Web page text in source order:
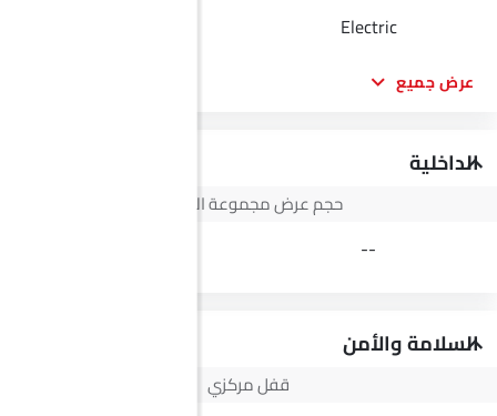
Electric
عرض جميع
الداخلية
حجم عرض مجموعة الأجهزة
--
السلامة والأمن
قفل مركزي